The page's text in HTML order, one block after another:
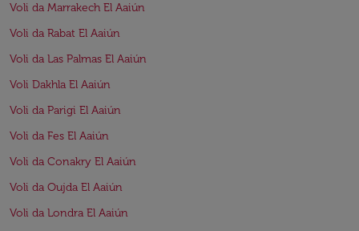
Voli da Marrakech El Aaiún
Voli da Rabat El Aaiún
Voli da Las Palmas El Aaiún
Voli Dakhla El Aaiún
Voli da Parigi El Aaiún
Voli da Fes El Aaiún
Voli da Conakry El Aaiún
Voli da Oujda El Aaiún
Voli da Londra El Aaiún